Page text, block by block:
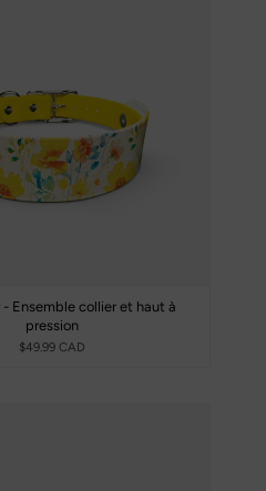
Ensemble collier et haut à
pression
$49.99 CAD